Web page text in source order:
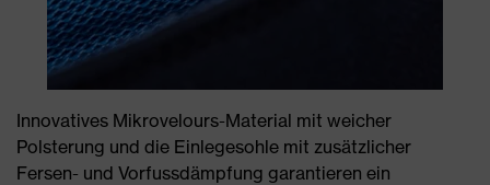
Innovatives Mikrovelours-Material mit weicher
Polsterung und die Einlegesohle mit zusätzlicher
Fersen- und Vorfussdämpfung garantieren ein